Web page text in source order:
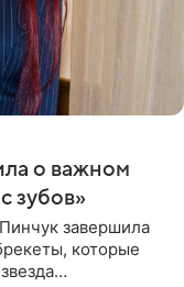
о важном
зубов»
завершила
которые